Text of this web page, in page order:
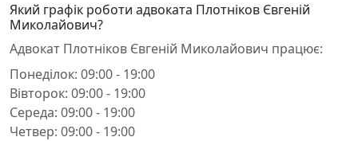
Який графік роботи адвоката Плотніков Євгеній
Миколайович?
Адвокат Плотніков Євгеній Миколайович працює:
Понеділок: 09:00 - 19:00
Вівторок: 09:00 - 19:00
Середа: 09:00 - 19:00
Четвер: 09:00 - 19:00